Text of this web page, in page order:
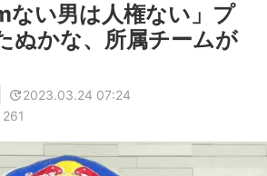
ない男は人権ない」プ
ぬかな、所属チームが
2023.03.24 07:24
261